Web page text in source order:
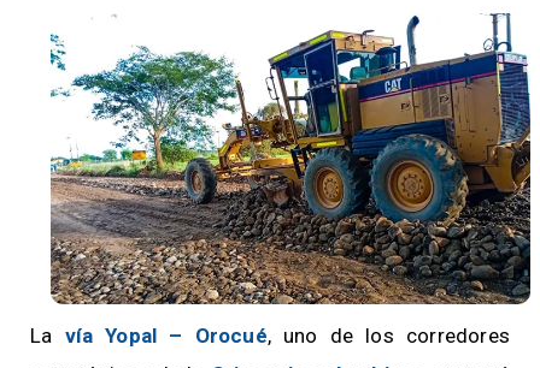
La vía Yopal – Orocué, uno de los corredores